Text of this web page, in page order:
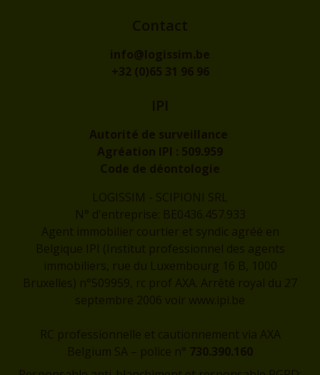
Contact
info@logissim.be
+32 (0)65 31 96 96
IPI
Autorité de surveillance
Agréation IPI : 509.959
Code de déontologie
LOGISSIM - SCIPIONI SRL
N° d'entreprise: BE0436.457.933
Agent immobilier courtier et syndic agréé en
Belgique IPI (Institut professionnel des agents
immobiliers, rue du Luxembourg 16 B, 1000
Bruxelles) n°509959, rc prof AXA. Arrêté royal du 27
septembre 2006 voir www.ipi.be
RC professionnelle et cautionnement via AXA
Belgium SA – police n° 730.390.160